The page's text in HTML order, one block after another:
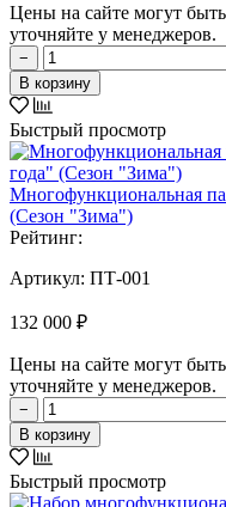
Цены на сайте могут
уточняйте у менеджеров.
−
В корзину
Быстрый просмотр
Многофункциональная
(Сезон "Зима")
Рейтинг:
Артикул: ПТ-001
132 000 ₽
Цены на сайте могут
уточняйте у менеджеров.
−
В корзину
Быстрый просмотр